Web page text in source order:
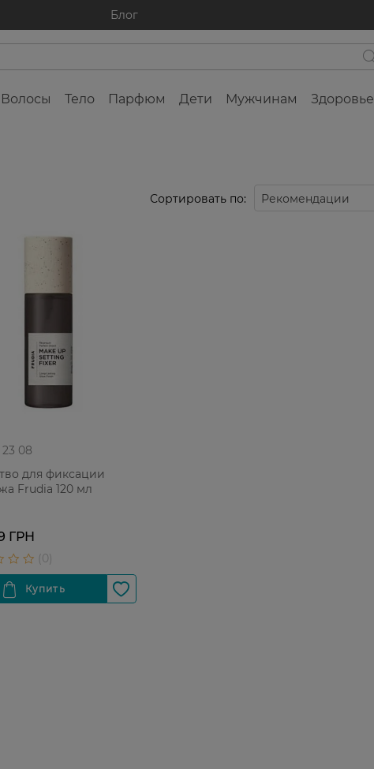
Блог
Волосы Тело Парфюм Дети Мужчинам Здоровье
Сортировать по: Рекомендации
08
для фиксации
Frudia 120 мл
ГРН